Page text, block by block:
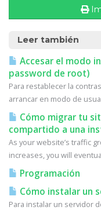
Leer también
Accesar el modo
password de root)
Para restablecer la
arrancar en modo de
Cómo migrar tu
compartido a una
As your website’s traffic
increases, you will
Programación
Cómo instalar un
Para instalar un servidor